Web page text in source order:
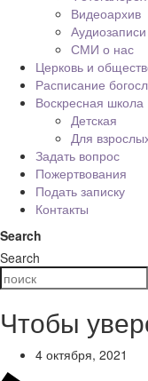
Видеоархив
Аудиозаписи
СМИ о нас
Церковь и
Расписание
Воскресная школа
Детская
Для
Задать вопрос
Пожертвования
Подать записку
Контакты
Search
Search
Чтобы
4 октября, 2021